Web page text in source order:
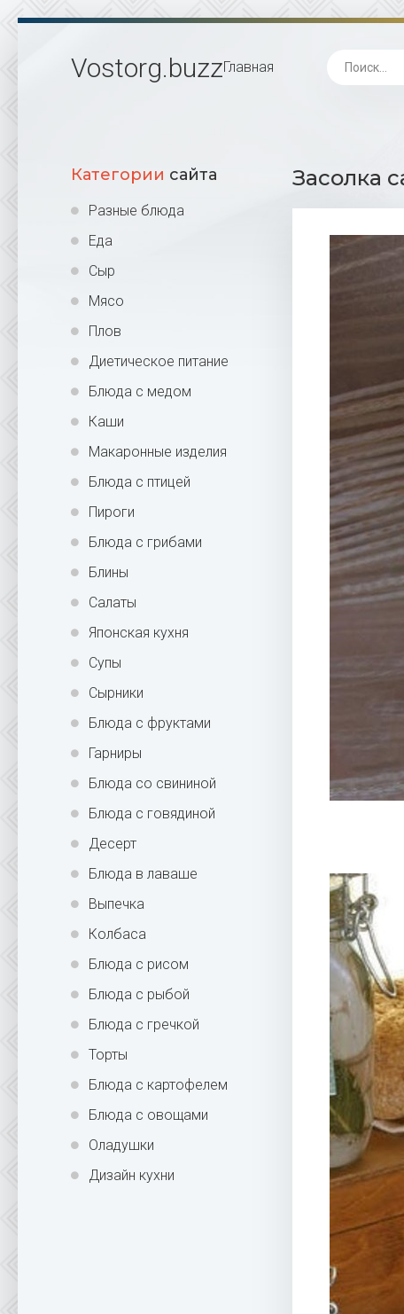
Vostorg.buzzГлавная
Категории сайта
Разные блюда
Еда
Сыр
Мясо
Плов
Диетическое питание
Блюда с медом
Каши
Макаронные изделия
Блюда с птицей
Пироги
Блюда с грибами
Блины
Салаты
Японская кухня
Супы
Сырники
Блюда с фруктами
Гарниры
Блюда со свининой
Блюда с говядиной
Десерт
Блюда в лаваше
Выпечка
Колбаса
Блюда с рисом
Блюда с рыбой
Блюда с гречкой
Торты
Блюда с картофелем
Блюда с овощами
Оладушки
Дизайн кухни
Засолка